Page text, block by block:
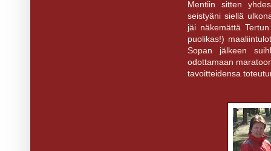
Mentiin sitten
seistyäni siellä
jäi näkemättä
puolikas!)
Sopan jälkeen
odottamaan
tavoitteidensa